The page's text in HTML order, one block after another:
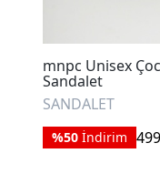
mnpc Unisex
Sandalet
SANDALET
%50 İndirim